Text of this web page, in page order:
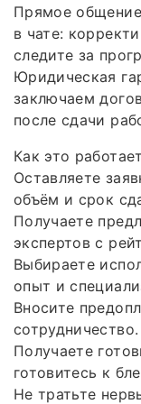
Прямое
в чате:
следите за
Юридическая
заключаем
после сдачи
Как это
Оставляете
объём и срок
Получаете
экспертов с
Выбираете
опыт и
Вносите
сотрудничество.
Получаете
готовитесь к
Не тратьте